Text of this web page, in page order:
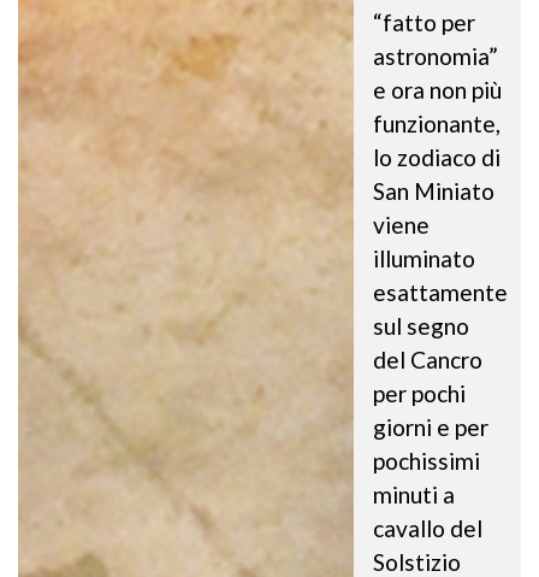
“fatto per
astronomia”
e ora non più
funzionante,
lo zodiaco di
San Miniato
viene
illuminato
esattamente
sul segno
del Cancro
per pochi
giorni e per
pochissimi
minuti a
cavallo del
Solstizio